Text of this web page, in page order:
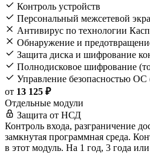
Контроль устройств
Персональный межсетевой
Антивирус по технологии
Обнаружение и
Защита диска и шифрование
Полнодисковое шифрование
Управление безопасностью ОС
от 13 125 ₽
Отдельные модули
Защита от НСД
Контроль входа, разграничение
замкнутая программная среда.
в этот модуль. На 1 год, 3 года